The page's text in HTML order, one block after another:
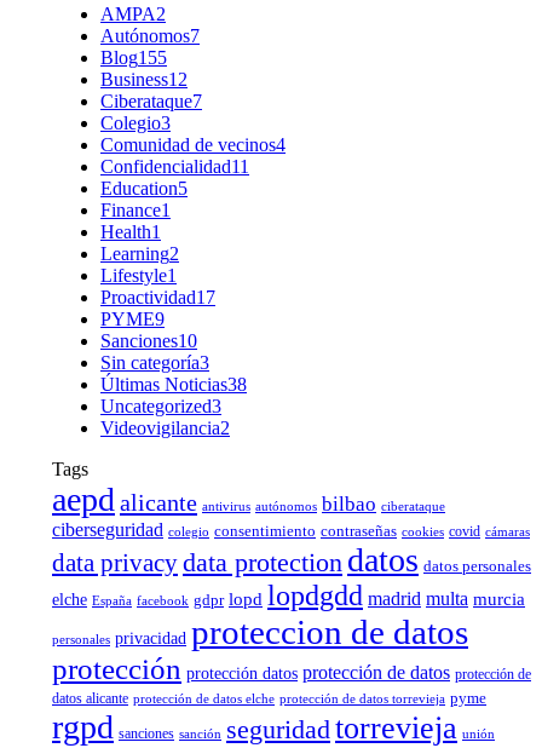
AMPA2
Autónomos7
Blog155
Business12
Ciberataque7
Colegio3
Comunidad de vecinos4
Confidencialidad11
Education5
Finance1
Health1
Learning2
Lifestyle1
Proactividad17
PYME9
Sanciones10
Sin categoría3
Últimas Noticias38
Uncategorized3
Videovigilancia2
Tags
aepd alicante antivirus autónomos bilbao ciberataque
ciberseguridad colegio consentimiento contraseñas cookies covid cámaras
data privacydata protection datos datos personales
elche España facebook gdpr lopd lopdgdd madrid multa murcia
personales privacidad proteccion de datos
protección protección datos protección de datos protección de
datos alicante protección de datos elche protección de datos torrevieja pyme
rgpd sanciones sanción seguridadtorrevieja unión